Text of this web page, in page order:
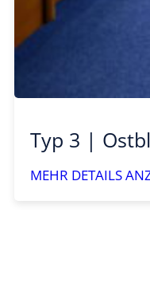
Typ 3 |
MEHR DETAILS